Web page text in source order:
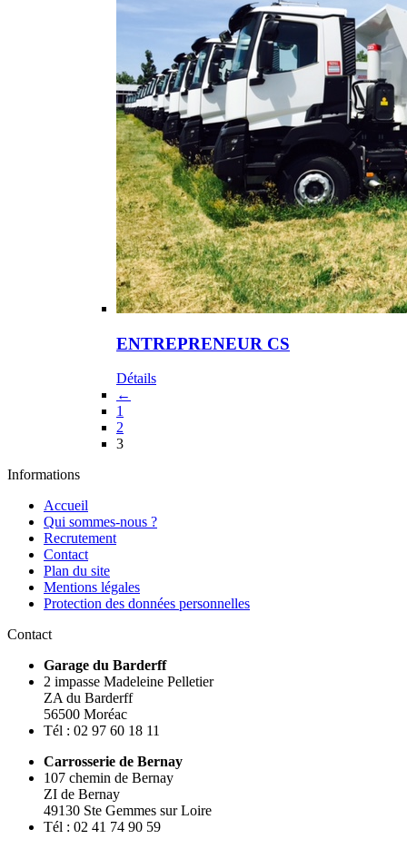
ENTREPRENEUR CS
Détails
←
1
2
3
Informations
Accueil
Qui sommes-nous ?
Recrutement
Contact
Plan du site
Mentions légales
Protection des données personnelles
Contact
Garage du Barderff
2 impasse Madeleine Pelletier
ZA du Barderff
56500 Moréac
Tél : 02 97 60 18 11
Carrosserie de Bernay
107 chemin de Bernay
ZI de Bernay
49130 Ste Gemmes sur Loire
Tél : 02 41 74 90 59